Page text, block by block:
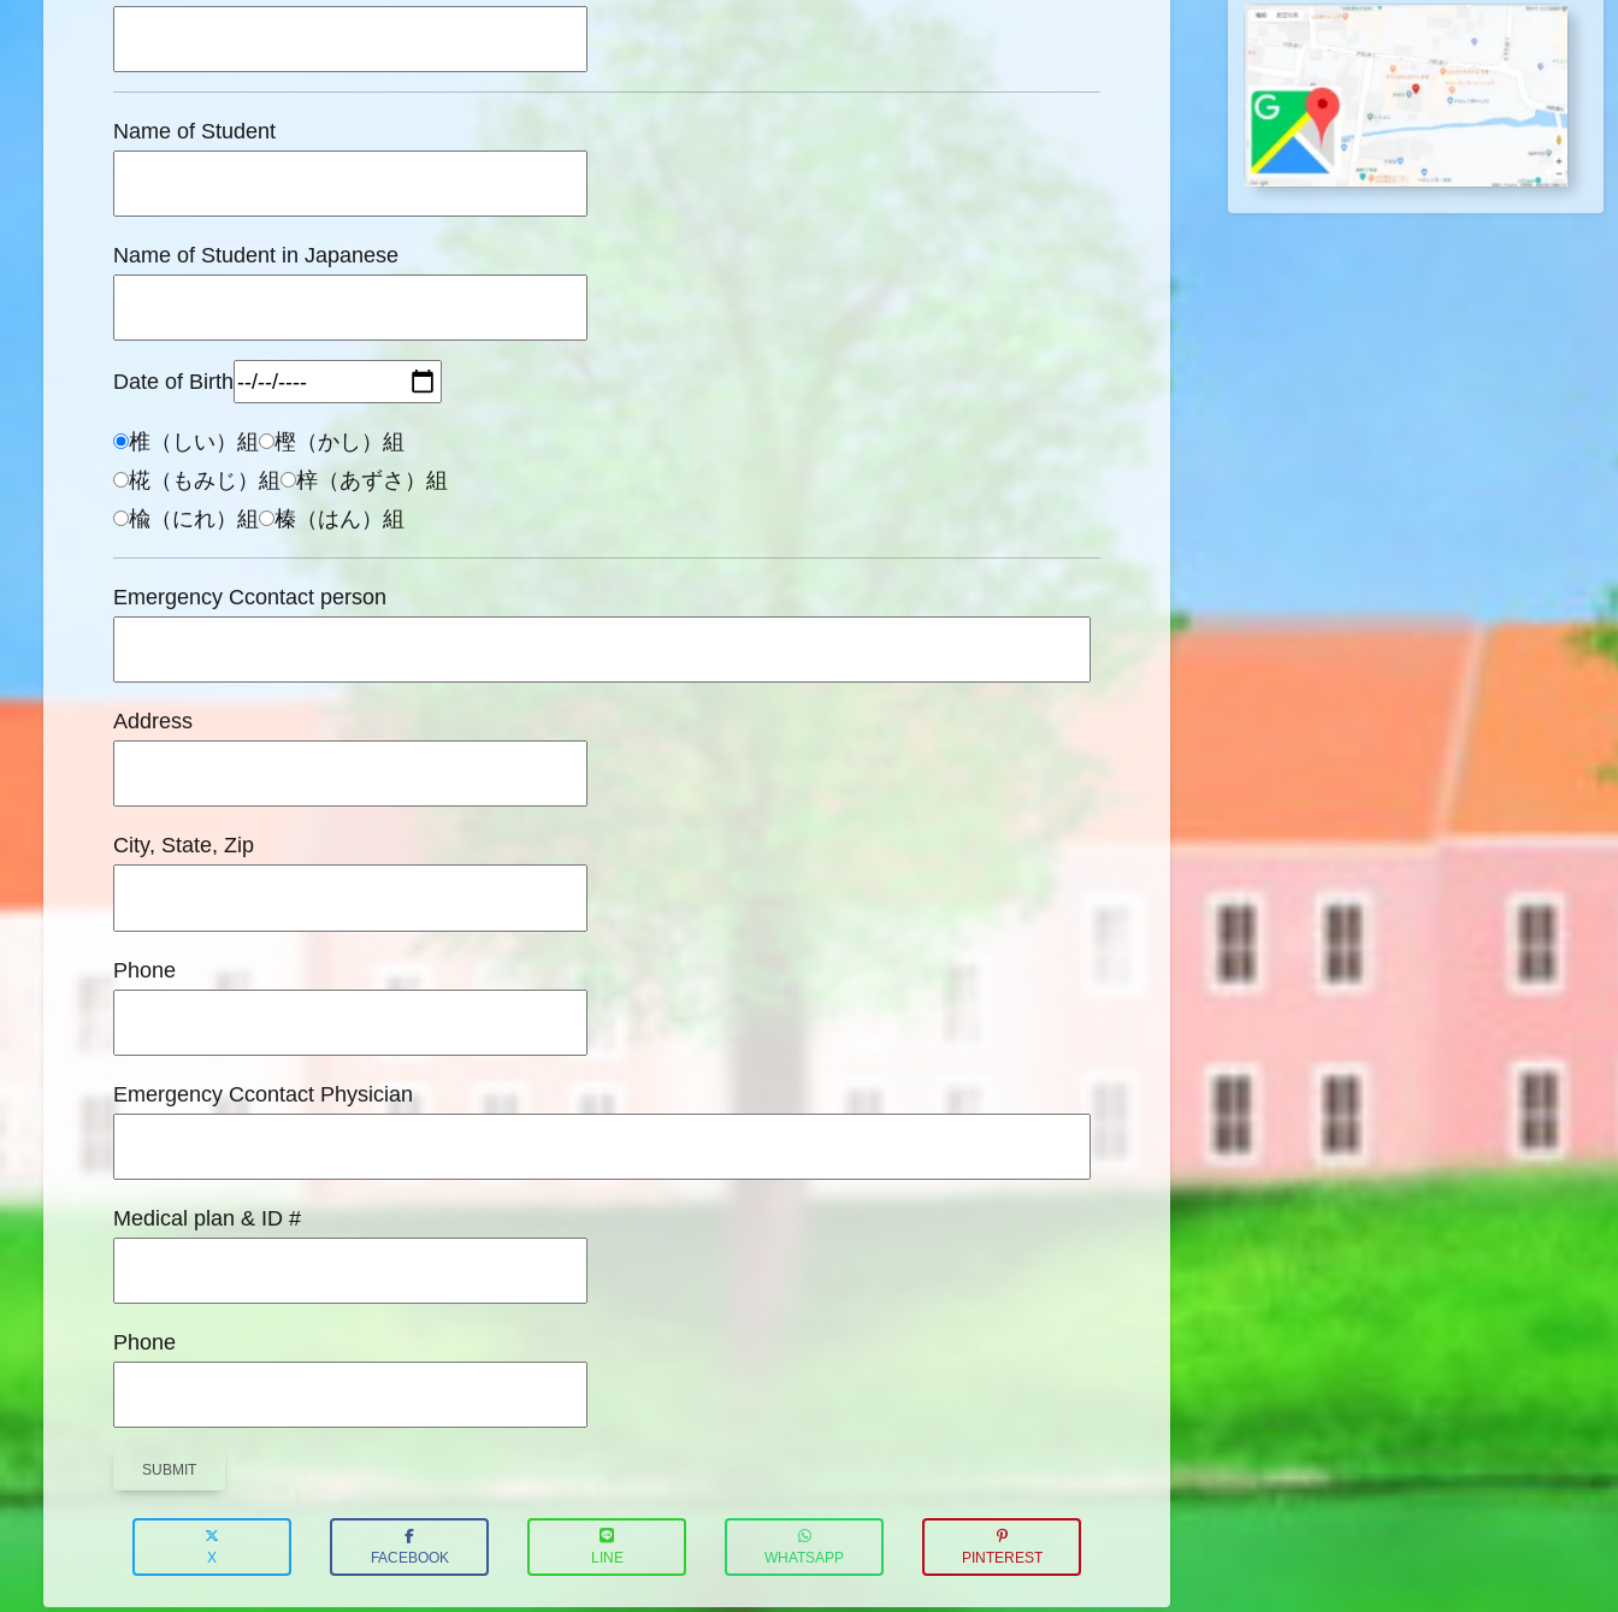
Name of Student
Name of Student in Japanese
Date of Birth
椎（しい）組
樫（かし）組
椛（もみじ）組
梓（あずさ）組
楡（にれ）組
榛（はん）組
Emergency Ccontact person
Address
City, State, Zip
Phone
Emergency Ccontact Physician
Medical plan & ID #
Phone
SUBMIT
X FACEBOOK LINE WHATSAPP PINTEREST